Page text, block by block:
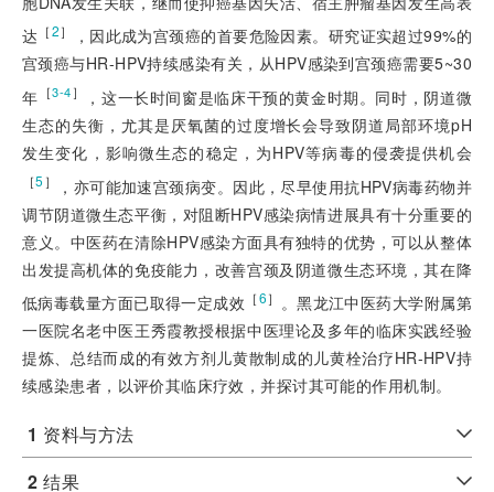
达 ［2］
，因此成为宫颈癌的首要危险因素。研究证实超过99%的
宫颈癌与HR-HPV持续感染有关，从HPV感染到宫颈癌需要5~30
年 ［3-4］
，这一长时间窗是临床干预的黄金时期。同时，阴道微
生态的失衡，尤其是厌氧菌的过度增长会导致阴道局部环境pH
发生变化，影响微生态的稳定，为HPV等病毒的侵袭提供机会
［5 ］
，亦可能加速宫颈病变。因此，尽早使用抗HPV病毒药物并
调节阴道微生态平衡，对阻断HPV感染病情进展具有十分重要的
意义。中医药在清除HPV感染方面具有独特的优势，可以从整体
出发提高机体的免疫能力，改善宫颈及阴道微生态环境，其在降
低病毒载量方面已取得一定成效 ［6］ 。黑龙江中医药大学附属第
一医院名老中医王秀霞教授根据中医理论及多年的临床实践经验
提炼、总结而成的有效方剂儿黄散制成的儿黄栓治疗HR-HPV持
续感染患者，以评价其临床疗效，并探讨其可能的作用机制。
1 资料与方法
2结果